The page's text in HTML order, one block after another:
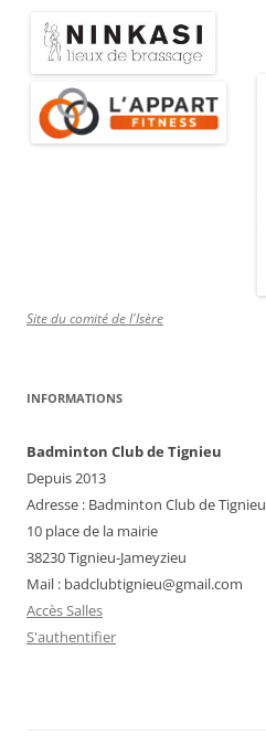
Site du comité de l'Isère
INFORMATIONS
Badminton Club de Tignieu
Depuis 2013
Adresse : Badminton Club de Tignieu
10 place de la mairie
38230 Tignieu-Jameyzieu
Mail : badclubtignieu@gmail.com
Accès Salles
S'authentifier